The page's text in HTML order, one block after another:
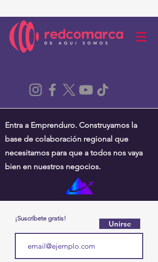
Entra a Emprenduro. Construyamos la
base de colaboración regional que
necesitamos para que a todos nos vaya
bien en nuestros negocios.
¡Suscríbete gratis!
Unirse